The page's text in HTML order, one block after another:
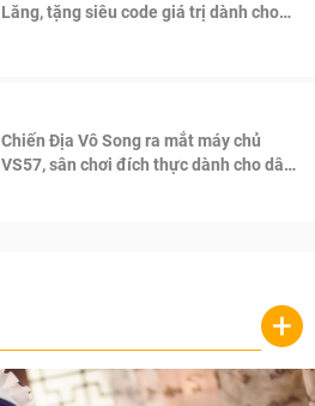
Lăng, tặng siêu code giá trị dành cho
Chiến Địa Vô Song ra mắt máy chủ
VS57, sân chơi đích thực dành cho dân
+